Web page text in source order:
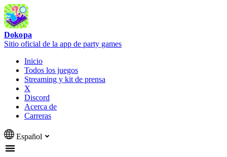
Dokopa
Sitio oficial de la app de party games
Inicio
Todos los juegos
Streaming y kit de prensa
X
Discord
Acerca de
Carreras
Español